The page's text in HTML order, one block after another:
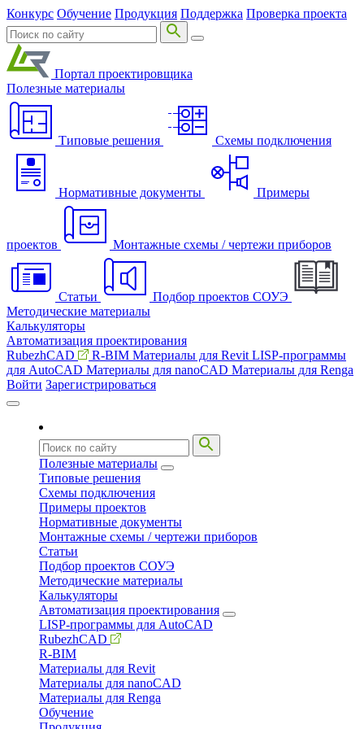
Конкурс Обучение Продукция Поддержка Проверка проекта
Портал проектировщика
Полезные материалы
Типовые решения Схемы подключения
Нормативные документы Примеры
проектов Монтажные схемы / чертежи приборов
Статьи
Подбор проектов СОУЭ
Методические материалы
Калькуляторы
Автоматизация проектирования
RubezhCAD
R-BIM Материалы для Revit LISP-программы
для AutoCAD Материалы для nanoCAD Материалы для Renga
Войти Зарегистрироваться
Полезные материалы
Типовые решения
Схемы подключения
Примеры проектов
Нормативные документы
Монтажные схемы / чертежи приборов
Статьи
Подбор проектов СОУЭ
Методические материалы
Калькуляторы
Автоматизация проектирования
LISP-программы для AutoCAD
RubezhCAD
R-BIM
Материалы для Revit
Материалы для nanoCAD
Материалы для Renga
Обучение